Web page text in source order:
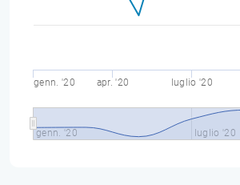
genn. '20 apr. '20 luglio '20
genn. '20 luglio '20